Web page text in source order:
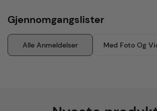
Gjennomgangslister
Alle Anmeldelser Med Foto Og